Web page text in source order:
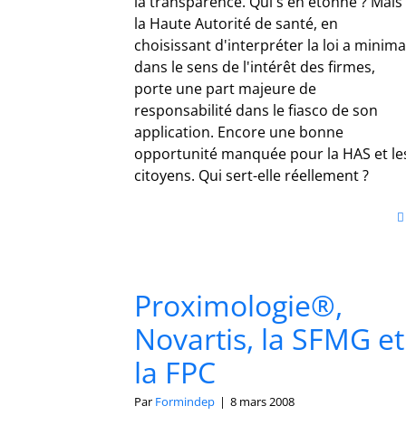
la Haute Autorité de santé, en
choisissant d'interpréter la loi a minima
dans le sens de l'intérêt des firmes,
porte une part majeure de
responsabilité dans le fiasco de son
application. Encore une bonne
opportunité manquée pour la HAS et
citoyens. Qui sert-elle réellement ?
Proximologie®,
Novartis, la SFMG et
la FPC
Par Formindep | 8 mars 2008